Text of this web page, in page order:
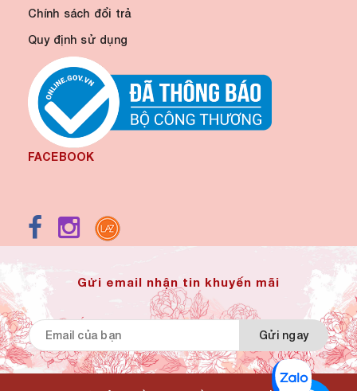
Chính sách đổi trả
Quy định sử dụng
FACEBOOK
Gửi email nhận tin khuyến mãi
Gửi ngay